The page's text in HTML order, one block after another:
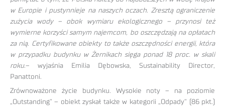
w Europie i pustynnieje na naszych oczach. Zresztą ograniczenie
zużycia wody – obok wymiaru ekologicznego – przynosi też
wymierne korzyści samym najemcom, bo oszczędzają na opłatach
za nią. Certyfikowane obiekty to także oszczędności energii, która
w przypadku budynku w Żernikach sięga ponad 18 proc. w skali
roku.– wyjaśnia Emilia Dębowska, Sustainability Director,
Panattoni.
Zrównoważone życie budynku. Wysokie noty – na poziomie
„Outstanding” – obiekt zyskał także w kategorii „Odpady” (86 pkt.)